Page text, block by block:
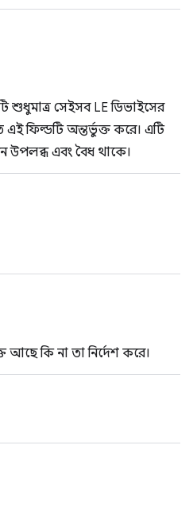
শুধুমাত্র সেইসব LE ডিভাইসের
ফিল্ডটি অন্তর্ভুক্ত করে। এটি
উপলব্ধ এবং বৈধ থাকে।
আছে কি না তা নির্দেশ করে।